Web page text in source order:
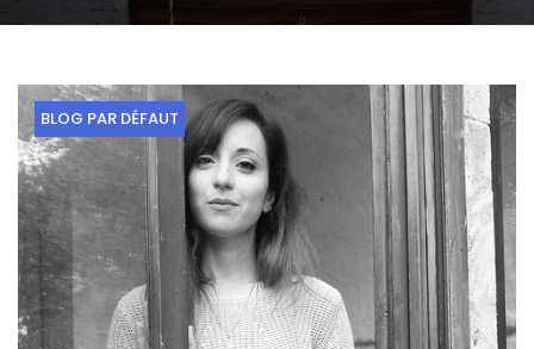
BLOG PAR DÉFAUT